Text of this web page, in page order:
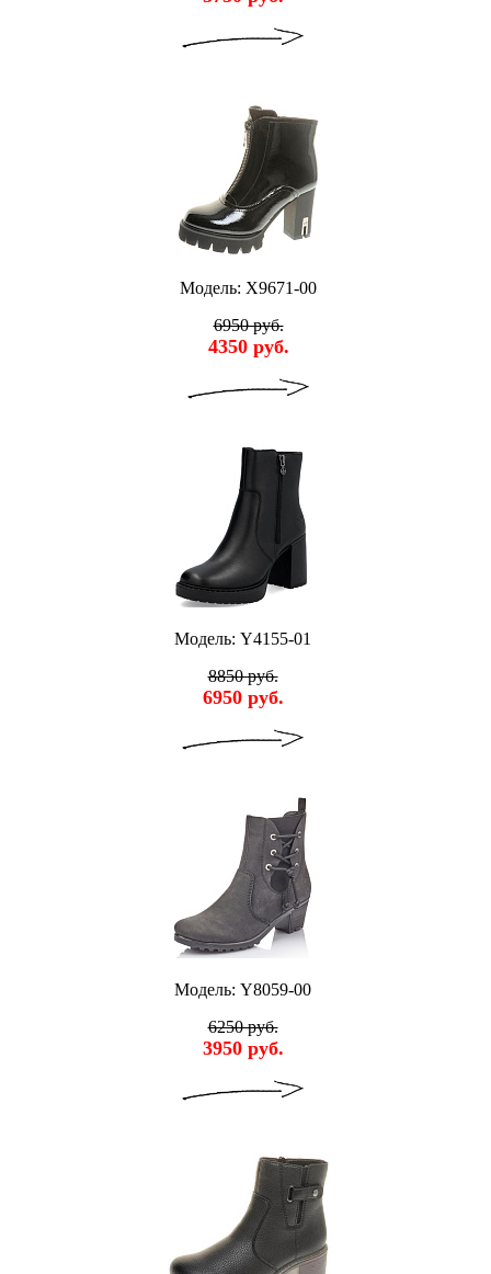
Модель: X9671-00
6950 руб.
4350 руб.
Модель: Y4155-01
8850 руб.
6950 руб.
Модель: Y8059-00
6250 руб.
3950 руб.